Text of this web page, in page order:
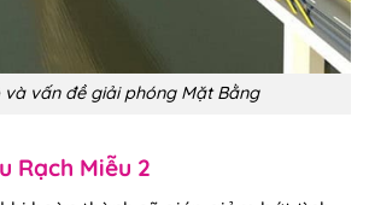
và vấn đề giải phóng Mặt Bằng
Rạch Miễu 2